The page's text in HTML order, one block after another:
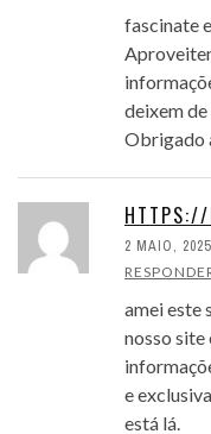
fascinate
deixem de
Obrigado
HTTPS://
2 MAIO,
amei este
nosso site
e
está lá.